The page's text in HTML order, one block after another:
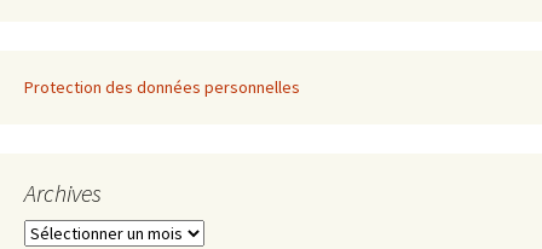
Protection des données personnelles
Archives
A